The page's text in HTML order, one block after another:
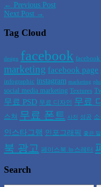
← Previous Post
Next Post →
Tag Cloud
design facebook facebook
marketing facebook page
infographic instagram marketing
social media marketing Textures
무료 PSD 무료 디자인 무료
스쳐 무료 폰트 사진 성공
인스타그램 인포그래픽 좋은 말
북 광고 페이스북 뉴스레터
Search